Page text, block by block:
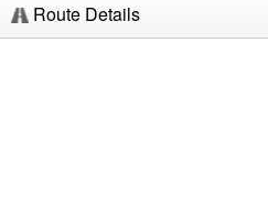
Route Details